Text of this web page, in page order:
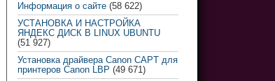
Информация о сайте (58 622)
УСТАНОВКА И НАСТРОЙКА
ЯНДЕКС ДИСК В LINUX UBUNTU
(51 927)
Установка драйвера Canon CAPT для
принтеров Canon LBP (49 671)